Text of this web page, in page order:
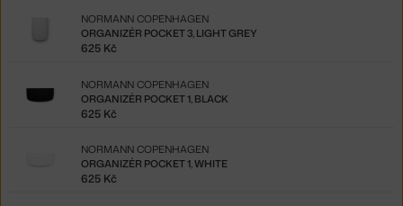
ORGANIZÉR POCKET 3, LIGHT GREY
NORMANN COPENHAGEN
625 Kč
ORGANIZÉR POCKET 1, BLACK
NORMANN COPENHAGEN
625 Kč
ORGANIZÉR POCKET 1, WHITE
NORMANN COPENHAGEN
625 Kč